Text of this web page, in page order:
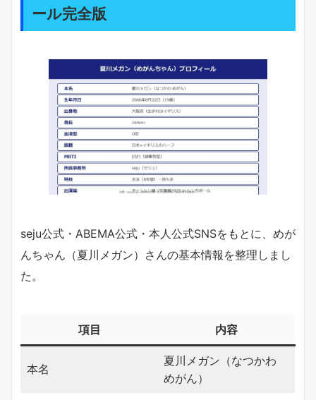
ール完全版
seju公式・ABEMA公式・本人公式SNSをもとに、めが
んちゃん（夏川メガン）さんの基本情報を整理しまし
た。
項目 内容
本名
夏川メガン（なつかわ
めがん）